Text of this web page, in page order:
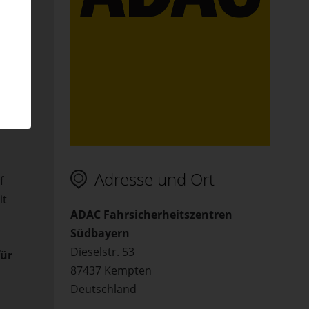
Adresse und Ort
ADAC Fahrsicherheitszentren
Südbayern
Dieselstr. 53
87437 Kempten
Deutschland